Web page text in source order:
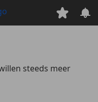
steeds meer